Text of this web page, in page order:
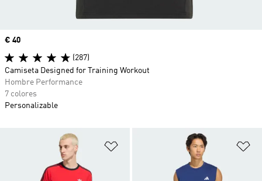
Añadir a la lista de deseos
Precio
€ 40
(287)
Camiseta Designed for Training Workout
Hombre Performance
7 colores
Personalizable